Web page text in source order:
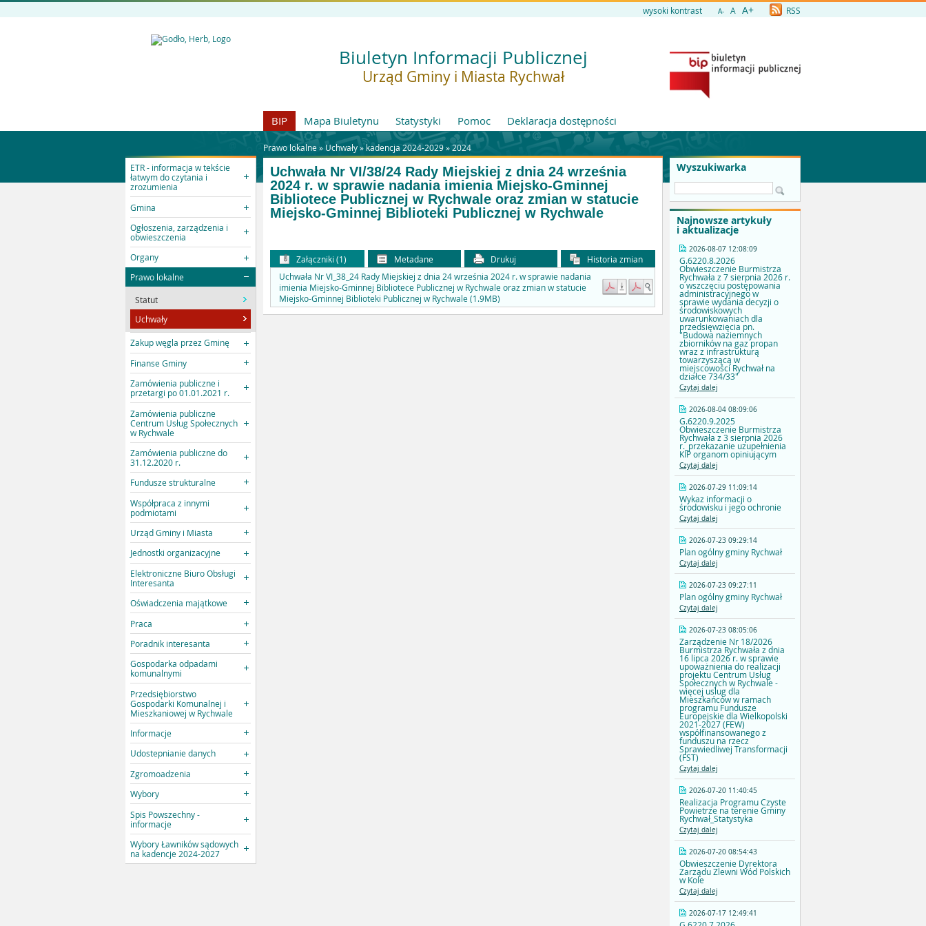
wysoki kontrast A- A A+ RSS
Biuletyn Informacji Publicznej
Urząd Gminy i Miasta Rychwał
BIP Mapa Biuletynu Statystyki Pomoc Deklaracja dostępności
Prawo lokalne » Uchwały»kadencja 2024-2029»2024
ETR - informacja w tekście
łatwym do czytania i
zrozumienia
Gmina
Ogłoszenia, zarządzenia i
obwieszczenia
Organy
Prawo lokalne
Statut
Uchwały
Zakup węgla przez Gminę
Finanse Gminy
Zamówienia publiczne i
przetargi po 01.01.2021 r.
Zamówienia publiczne
Centrum Usług Społecznych
w Rychwale
Zamówienia publiczne do
31.12.2020 r.
Fundusze strukturalne
Współpraca z innymi
podmiotami
Urząd Gminy i Miasta
Jednostki organizacyjne
Elektroniczne Biuro Obsługi
Interesanta
Oświadczenia majątkowe
Praca
Poradnik interesanta
Gospodarka odpadami
komunalnymi
Przedsiębiorstwo
Gospodarki Komunalnej i
Mieszkaniowej w Rychwale
Informacje
Udostepnianie danych
Zgromoadzenia
Wybory
Spis Powszechny -
informacje
Wybory Ławników sądowych
na kadencje 2024-2027
Wyszukiwarka
Najnowsze artykuły
i aktualizacje
2026-08-07 12:08:09
G.6220.8.2026
Obwieszczenie Burmistrza
Rychwała z 7 sierpnia 2026 r.
o wszczęciu postępowania
administracyjnego w
sprawie wydania decyzji o
środowiskowych
uwarunkowaniach dla
przedsięwzięcia pn.
"Budowa naziemnych
zbiorników na gaz propan
wraz z infrastrukturą
towarzyszącą w
miejscowości Rychwał na
działce 734/33"
Czytaj dalej
2026-08-04 08:09:06
G.6220.9.2025
Obwieszczenie Burmistrza
Rychwała z 3 sierpnia 2026
r._przekazanie uzupełnienia
KIP organom opiniującym
Czytaj dalej
2026-07-29 11:09:14
Wykaz informacji o
środowisku i jego ochronie
Czytaj dalej
2026-07-23 09:29:14
Plan ogólny gminy Rychwał
Czytaj dalej
2026-07-23 09:27:11
Plan ogólny gminy Rychwał
Czytaj dalej
2026-07-23 08:05:06
Zarządzenie Nr 18/2026
Burmistrza Rychwała z dnia
16 lipca 2026 r. w sprawie
upoważnienia do realizacji
projektu Centrum Usług
Społecznych w Rychwale -
więcej uslug dla
Mieszkańców w ramach
programu Fundusze
Europejskie dla Wielkopolski
2021-2027 (FEW)
współfinansowanego z
funduszu na rzecz
Sprawiedliwej Transformacji
(FST)
Czytaj dalej
2026-07-20 11:40:45
Realizacja Programu Czyste
Powietrze na terenie Gminy
Rychwał_Statystyka
Czytaj dalej
2026-07-20 08:54:43
Obwieszczenie Dyrektora
Zarządu Zlewni Wód Polskich
w Kole
Czytaj dalej
2026-07-17 12:49:41
Uchwała Nr VI/38/24 Rady Miejskiej z dnia 24 września
2024 r. w sprawie nadania imienia Miejsko-Gminnej
Bibliotece Publicznej w Rychwale oraz zmian w statucie
Miejsko-Gminnej Biblioteki Publicznej w Rychwale
Załączniki (1) Metadane Drukuj
Historia zmian
Uchwała Nr VI_38_24 Rady Miejskiej z dnia 24 września 2024 r. w sprawie nadania
imienia Miejsko-Gminnej Bibliotece Publicznej w Rychwale oraz zmian w statucie
Miejsko-Gminnej Biblioteki Publicznej w Rychwale (1.9MB)